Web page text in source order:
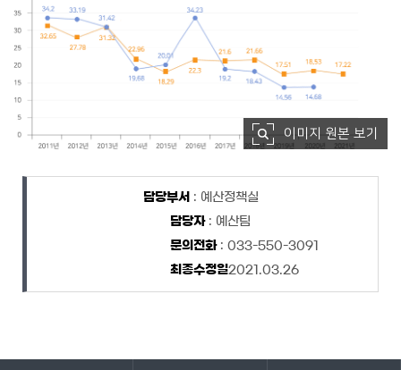
이미지 원본 보기
담당자 정보
담당부서 : 예산정책실
담당자: 예산팀
문의전화: 033-550-3091
최종수정일2021.03.26